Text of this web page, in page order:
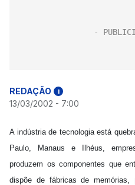
REDAÇÃO i
13/03/2002 - 7:00
A indústria de tecnologia está
Paulo, Manaus e Ilhéus,
produzem os componentes que
dispõe de fábricas de